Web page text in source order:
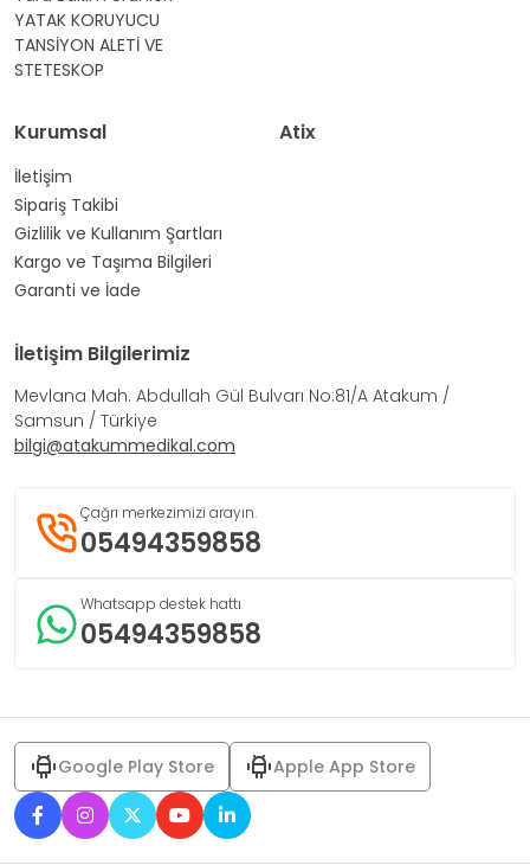
YATAK KORUYUCU
TANSİYON ALETİ VE
STETESKOP
Kurumsal
İletişim
Sipariş Takibi
Gizlilik ve Kullanım Şartları
Kargo ve Taşıma Bilgileri
Garanti ve İade
Atix
İletişim Bilgilerimiz
Mevlana Mah. Abdullah Gül Bulvarı No:81/A Atakum /
Samsun / Türkiye
bilgi@atakummedikal.com
Çağrı merkezimizi arayın.
05494359858
Whatsapp destek hattı
05494359858
Google Play Store Apple App Store